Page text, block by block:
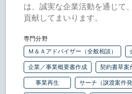
は、誠実な企業活動を通じて
貢献してまいります。
専門分野
Ｍ＆Ａアドバイザー（全般相談）
企業／事業概要書作成 契約書草案
事業再生 サーチ（譲渡案件発